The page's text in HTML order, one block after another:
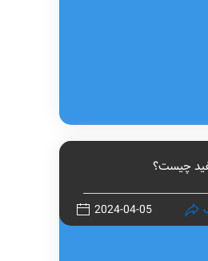
چیست؟
2024-04-05